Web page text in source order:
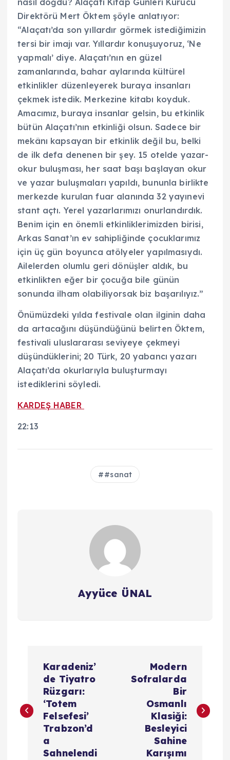
nasıl doğdu? Alaçatı Kitap Günleri Kurucu
Direktörü Mert Öktem şöyle anlatıyor:
“Alaçatı’da son yıllardır görmek istediğimizin
tersi bir imajı var. Yıllardır konuşuyoruz, ‘Ne
yapmalı’ diye. Alaçatı’nın en güzel
zamanlarında, bahar aylarında kültürel
etkinlikler düzenleyerek buraya insanları
çekmek istedik. Merkezine kitabı koyduk.
Amacımız, buraya insanlar gelsin, bu etkinlik
bütün Alaçatı’nın etkinliği olsun. Sadece bir
mekânı kapsayan bir etkinlik değil bu, belki
de ilk defa denenen bir şey. 15 otelde yazar-
okur buluşması, her saat başı başlayan okur
ve yazar buluşmaları yapıldı, bununla birlikte
merkezde kurulan fuar alanında 32 yayınevi
stant açtı. Yerel yazarlarımızı onurlandırdık.
Benim için en önemli etkinliklerimizden birisi,
Arkas Sanat’ın ev sahipliğinde çocuklarımız
için üç gün boyunca atölyeler yapılmasıydı.
Ailelerden olumlu geri dönüşler aldık, bu
etkinlikten eğer bir çocuğa bile günün
sonunda ilham olabiliyorsak biz başarılıyız.”
Önümüzdeki yılda festivale olan ilginin daha
da artacağını düşündüğünü belirten Öktem,
festivali uluslararası seviyeye çekmeyi
düşündüklerini; 20 Türk, 20 yabancı yazarı
Alaçatı’da okurlarıyla buluşturmayı
istediklerini söyledi.
KARDEŞ HABER
22:13
#sanat
Ayyüce ÜNAL
z
Karadeniz’
de Tiyatro
Rüzgarı:
‘Totem
Felsefesi’
Trabzon’d
a
Sahnelendi
Modern
Sofralarda
Bir
Osmanlı
Klasiği:
Besleyici
Sahine
Karışımı